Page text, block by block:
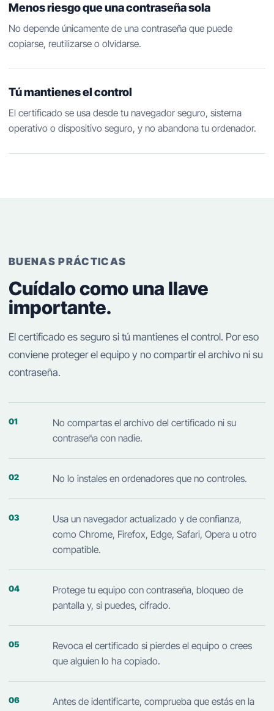
Menos riesgo que una contraseña sola
No depende únicamente de una contraseña que puede
copiarse, reutilizarse o olvidarse.
Tú mantienes el control
El certificado se usa desde tu navegador seguro, sistema
operativo o dispositivo seguro, y no abandona tu ordenador.
BUENAS PRÁCTICAS
Cuídalo como una llave
importante.
El certificado es seguro si tú mantienes el control. Por eso
conviene proteger el equipo y no compartir el archivo ni su
contraseña.
No compartas el archivo del certificado ni su
contraseña con nadie.
No lo instales en ordenadores que no controles.
Usa un navegador actualizado y de confianza,
como Chrome, Firefox, Edge, Safari, Opera u otro
compatible.
Protege tu equipo con contraseña, bloqueo de
pantalla y, si puedes, cifrado.
Revoca el certificado si pierdes el equipo o crees
que alguien lo ha copiado.
Antes de identificarte, comprueba que estás en la